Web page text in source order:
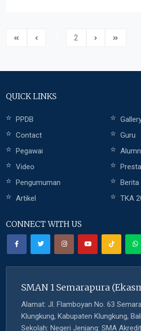
2
QUICK LINKS
PPDB
Contact
Guru
Pegawai
Video
Pengumuman
Berita
Artikel
TKA
CONNECT WITH US
SMAN 1 Semarapura
Alamat: Jl. Flamboyan No. 63
Klungkung, Kabupaten Klungkung,
Sekolah: Negeri Jenjang: SMA